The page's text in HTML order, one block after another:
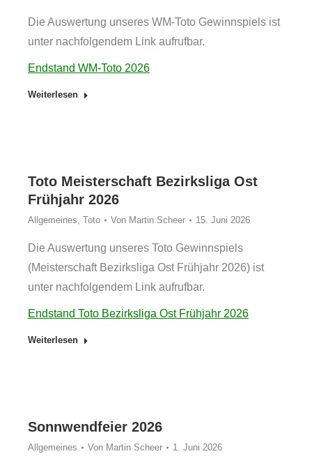
Die Auswertung unseres WM-Toto Gewinnspiels ist
unter nachfolgendem Link aufrufbar.
Endstand WM-Toto 2026
Weiterlesen
Toto Meisterschaft Bezirksliga Ost
Frühjahr 2026
Allgemeines, Toto Von Martin Scheer 15. Juni 2026
Die Auswertung unseres Toto Gewinnspiels
(Meisterschaft Bezirksliga Ost Frühjahr 2026) ist
unter nachfolgendem Link aufrufbar.
Endstand Toto Bezirksliga Ost Frühjahr 2026
Weiterlesen
Sonnwendfeier 2026
Allgemeines Von Martin Scheer 1. Juni 2026